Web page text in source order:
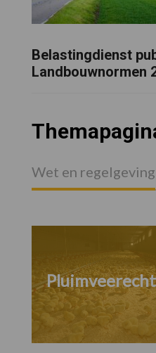
Belastingdienst
Landbouwnormen
Wet en regelgeving